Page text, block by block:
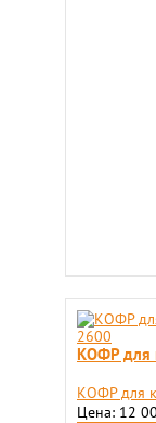
КОФР для
КОФР для
Цена: 12